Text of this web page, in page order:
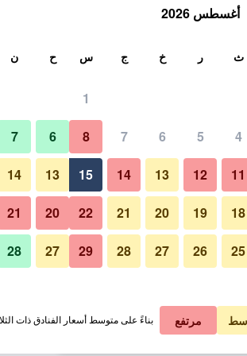
في الليلة
﷼ عرض الصفقة
﷼ عرض الصفقة
أغسطس 2026
ث ر خ ج س
1
4
5
6
7
8
11
12
13
14
15
18
19
20
21
22
25
26
27
28
29
ح ن
6
7
13
14
20
21
27
28
مرتفع بناءً على متوسط أسعار الفنادق ذات